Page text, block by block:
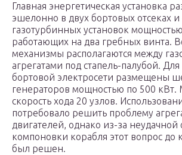
Главная энергетическая установка
эшелонно в двух бортовых отсеках и
газотурбинных установок
работающих на два гребных винта.
механизмы располагаются между
агрегатами под стапель-палубой.
бортовой электросети размещены
генераторов мощностью по 500 кВт.
скорость хода 20 узлов.
потребовало решить проблему
двигателей, однако из-за
компоновки корабля этот вопрос до
был решен.